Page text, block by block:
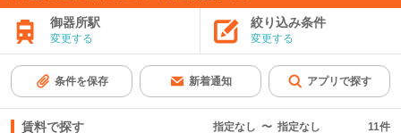
御器所駅
変更する
絞り込み条件
変更する
条件を保存 新着通知 アプリで探す
賃料で探す 指定なし 〜 指定なし 11件